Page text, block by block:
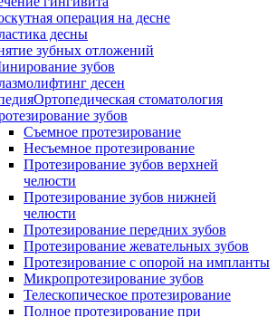
операция на десне
десны
зубных отложений
зубов
десен
Ортопедическая стоматология
зубов
Съемное протезирование
Несъемное протезирование
Протезирование зубов верхней
челюсти
Протезирование зубов нижней
челюсти
Протезирование передних зубов
Протезирование жевательных зубов
Протезирование с опорой на импланты
Микропротезирование зубов
Телескопическое протезирование
Полное протезирование при